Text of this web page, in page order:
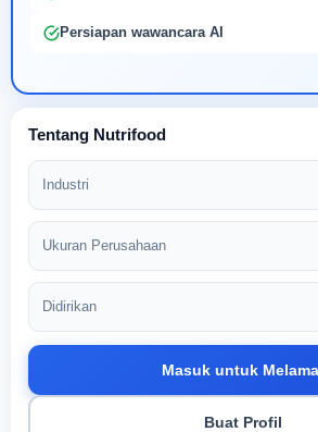
Persiapan wawancara AI
Tentang Nutrifood
Industri
Ukuran Perusahaan
Didirikan
Masuk untuk
Buat Profil